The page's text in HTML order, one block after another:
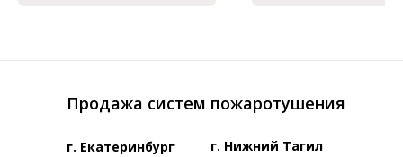
Продажа систем пожаротушения
г. Екатеринбург
г. Нижний Тагил